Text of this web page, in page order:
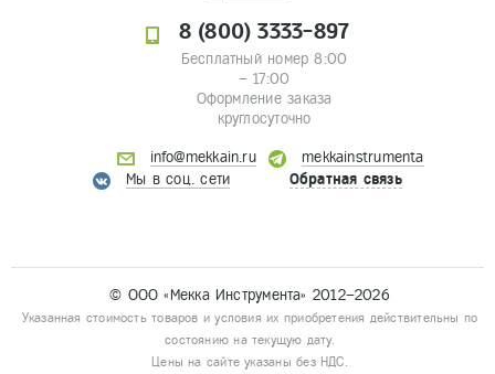
8 (800) 3333-897
Бесплатный номер 8:00
– 17:00
Оформление заказа
круглосуточно
info@mekkain.ru
mekkainstrumenta
Мы в соц. сети
Обратная связь
© ООО «Мекка Инструмента» 2012–2026
Указанная стоимость товаров и условия их приобретения действительны по
состоянию на текущую дату.
Цены на сайте указаны без НДС.